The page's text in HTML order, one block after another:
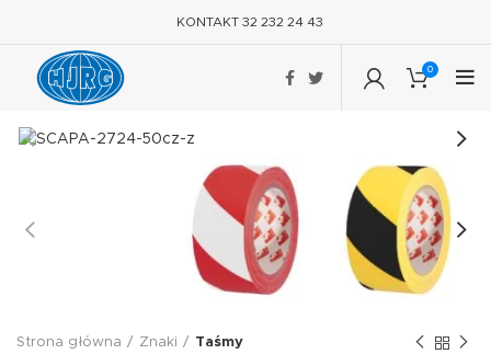
KONTAKT 32 232 24 43
0
Strona główna Znaki Taśmy